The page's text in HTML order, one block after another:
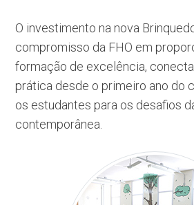
O investimento na nova
compromisso da FHO em
formação de excelência,
prática desde o primeiro ano do
os estudantes para os desafios
contemporânea.